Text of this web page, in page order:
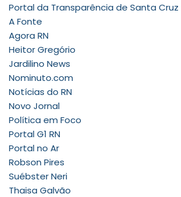
Portal da Transparência de Santa Cruz
A Fonte
Agora RN
Heitor Gregório
Jardilino News
Nominuto.com
Notícias do RN
Novo Jornal
Política em Foco
Portal G1 RN
Portal no Ar
Robson Pires
Suébster Neri
Thaisa Galvão